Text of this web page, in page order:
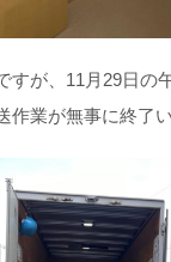
すが、11月29日の
作業が無事に終了